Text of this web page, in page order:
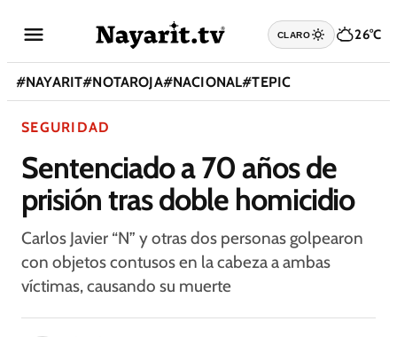
CLARO 26°C
#NAYARIT#NOTAROJA#NACIONAL#TEPIC
SEGURIDAD
Sentenciado a 70 años de
prisión tras doble homicidio
Carlos Javier “N” y otras dos personas golpearon
con objetos contusos en la cabeza a ambas
víctimas, causando su muerte